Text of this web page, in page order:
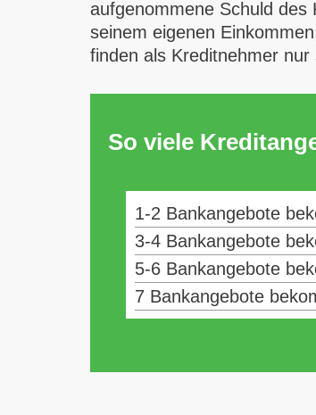
aufgenommene Schuld
seinem eigenen
finden als Kreditnehmer
So viele
1-2 Bankangebote
3-4 Bankangebote
5-6 Bankangebote
7 Bankangebote